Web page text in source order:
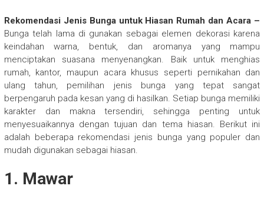
Rekomendasi Jenis Bunga untuk Hiasan Rumah dan Acara –
Bunga telah lama di gunakan sebagai elemen dekorasi karena
keindahan warna, bentuk, dan aromanya yang mampu
menciptakan suasana menyenangkan. Baik untuk menghias
rumah, kantor, maupun acara khusus seperti pernikahan dan
ulang tahun, pemilihan jenis bunga yang tepat sangat
berpengaruh pada kesan yang di hasilkan. Setiap bunga memiliki
karakter dan makna tersendiri, sehingga penting untuk
menyesuaikannya dengan tujuan dan tema hiasan. Berikut ini
adalah beberapa rekomendasi jenis bunga yang populer dan
mudah digunakan sebagai hiasan.
1. Mawar